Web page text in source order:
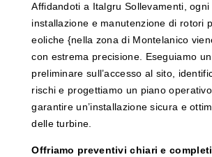
Affidandoti a Italgru Sollevamenti,
installazione e manutenzione di rotori
eoliche {nella zona di Montelanico
con estrema precisione. Eseguiamo
preliminare sull’accesso al sito,
rischi e progettiamo un piano
garantire un’installazione sicura e
delle turbine.
Offriamo preventivi chiari e completi